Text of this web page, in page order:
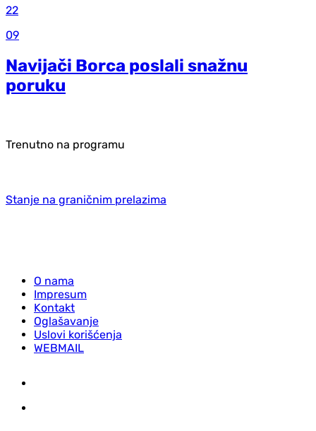
22
09
Navijači Borca poslali snažnu
poruku
Trenutno na programu
Stanje na graničnim prelazima
O nama
Impresum
Kontakt
Oglašavanje
Uslovi korišćenja
WEBMAIL